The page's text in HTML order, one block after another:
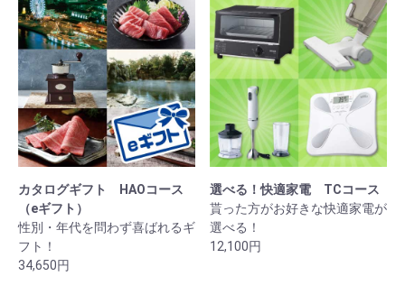
カタログギフト HAOコース
（eギフト）
性別・年代を問わず喜ばれるギ
フト！
34,650円
選べる！快適家電 TCコース
貰った方がお好きな快適家電が
選べる！
12,100円